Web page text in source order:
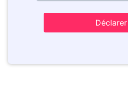
Déclarer